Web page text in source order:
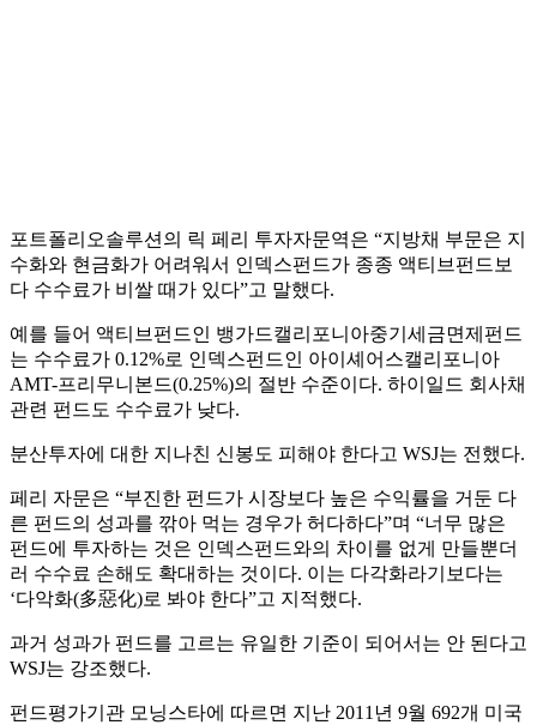
포트폴리오솔루션의 릭 페리 투자자문역은 “지방채 부문은 지
수화와 현금화가 어려워서 인덱스펀드가 종종 액티브펀드보
다 수수료가 비쌀 때가 있다”고 말했다.
예를 들어 액티브펀드인 뱅가드캘리포니아중기세금면제펀드
는 수수료가 0.12%로 인덱스펀드인 아이셰어스캘리포니아
AMT-프리무니본드(0.25%)의 절반 수준이다. 하이일드 회사채
관련 펀드도 수수료가 낮다.
분산투자에 대한 지나친 신봉도 피해야 한다고 WSJ는 전했다.
페리 자문은 “부진한 펀드가 시장보다 높은 수익률을 거둔 다
른 펀드의 성과를 깎아 먹는 경우가 허다하다”며 “너무 많은
펀드에 투자하는 것은 인덱스펀드와의 차이를 없게 만들뿐더
러 수수료 손해도 확대하는 것이다. 이는 다각화라기보다는
‘다악화(多惡化)로 봐야 한다”고 지적했다.
과거 성과가 펀드를 고르는 유일한 기준이 되어서는 안 된다고
WSJ는 강조했다.
펀드평가기관 모닝스타에 따르면 지난 2011년 9월 692개 미국